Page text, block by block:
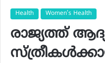
Health Women’s Health
രാജ്യത്ത്